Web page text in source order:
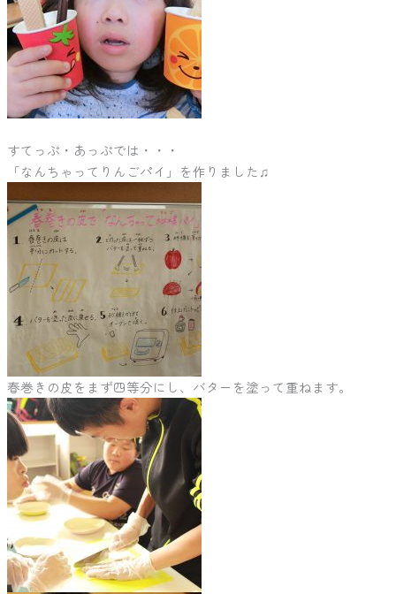
すてっぷ・あっぷでは・・・
「なんちゃってりんごパイ」を作りました♫
春巻きの皮をまず四等分にし、バターを塗って重ねます。